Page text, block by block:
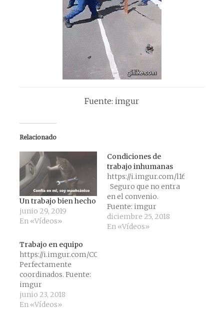
Fuente: imgur
Relacionado
Un trabajo bien hecho
junio 29, 2019
En «Vídeos»
Condiciones de
trabajo inhumanas
https://i.imgur.com/l16Iab4.mp4
Seguro que no entra
en el convenio.
Fuente: imgur
diciembre 25, 2018
En «Vídeos»
Trabajo en equipo
https://i.imgur.com/COnVjMR.mp4
Perfectamente
coordinados. Fuente:
imgur
junio 23, 2018
En «Vídeos»